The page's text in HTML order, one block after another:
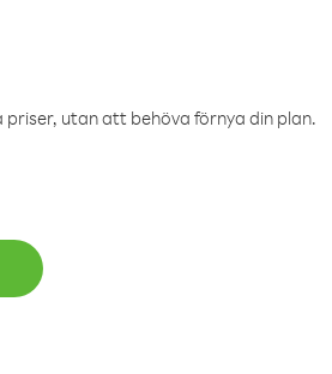
utan att behöva förnya din plan.